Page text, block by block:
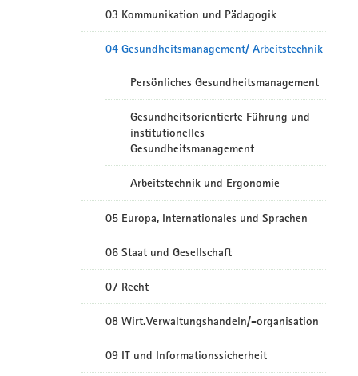
03 Kommunikation und Pädagogik
04 Gesundheitsmanagement/ Arbeitstechnik
Persönliches Gesundheitsmanagement
Gesundheitsorientierte Führung und
institutionelles
Gesundheitsmanagement
Arbeitstechnik und Ergonomie
05 Europa, Internationales und Sprachen
06 Staat und Gesellschaft
07 Recht
08 Wirt.Verwaltungshandeln/-organisation
09 IT und Informationssicherheit